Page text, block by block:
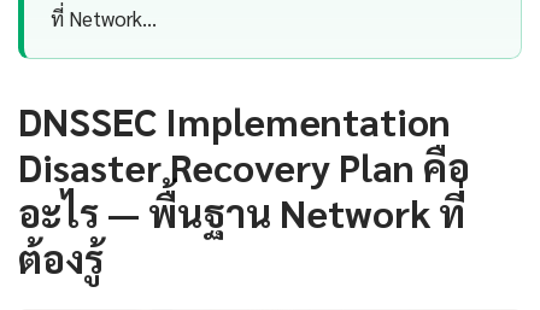
ที่ Network…
DNSSEC Implementation
Disaster Recovery Plan คือ
อะไร — พื้นฐาน Network ที่
ต้องรู้